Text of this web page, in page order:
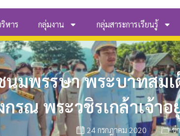
หาร กลุ่มงาน กลุ่มสาระการเรียนรู้
นมพรรษา พระบาทสม
กรณ พระวชิรเกล้าเจ้า
24 กรกฎาคม 2020 ข่